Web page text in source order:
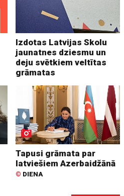
Izdotas Latvijas Skolu
jaunatnes dziesmu un
deju svētkiem veltītas
grāmatas
Tapusi grāmata par
latviešiem Azerbaidžānā
© DIENA